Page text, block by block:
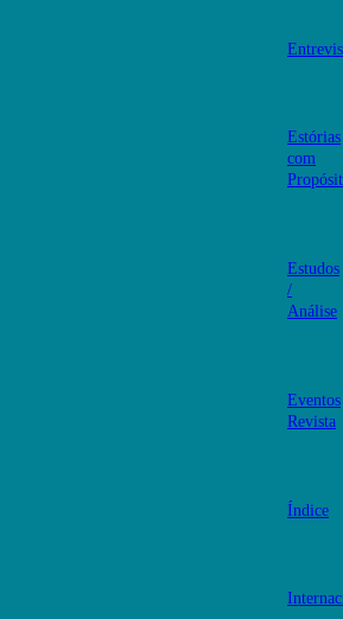
Estórias
com
Estudos
/
Análise
Eventos
Revista
Índice